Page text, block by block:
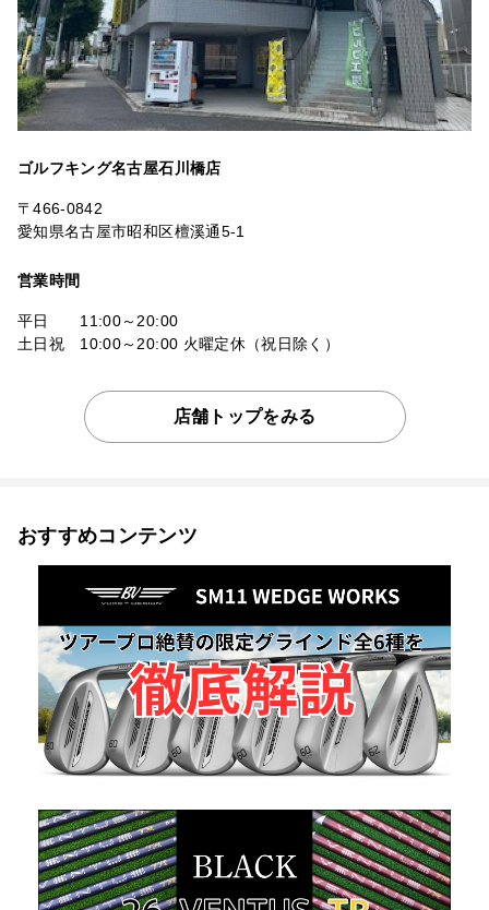
ゴルフキング名古屋石川橋店
〒466-0842
愛知県名古屋市昭和区檀溪通5-1
営業時間
平日 11:00～20:00
土日祝 10:00～20:00 火曜定休（祝日除く）
店舗トップをみる
おすすめコンテンツ